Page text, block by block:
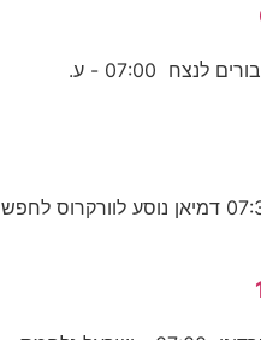
06:00 - גיבורים לנצח 06:30 - גיבורים לנצח 07:00 - ע.
בלב הסערה - פרק 78 06:35 - 07:30 דמיאן נוסע לוורקרוס לחפש